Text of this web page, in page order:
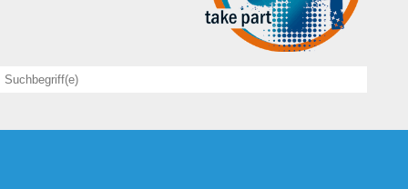
Save the date